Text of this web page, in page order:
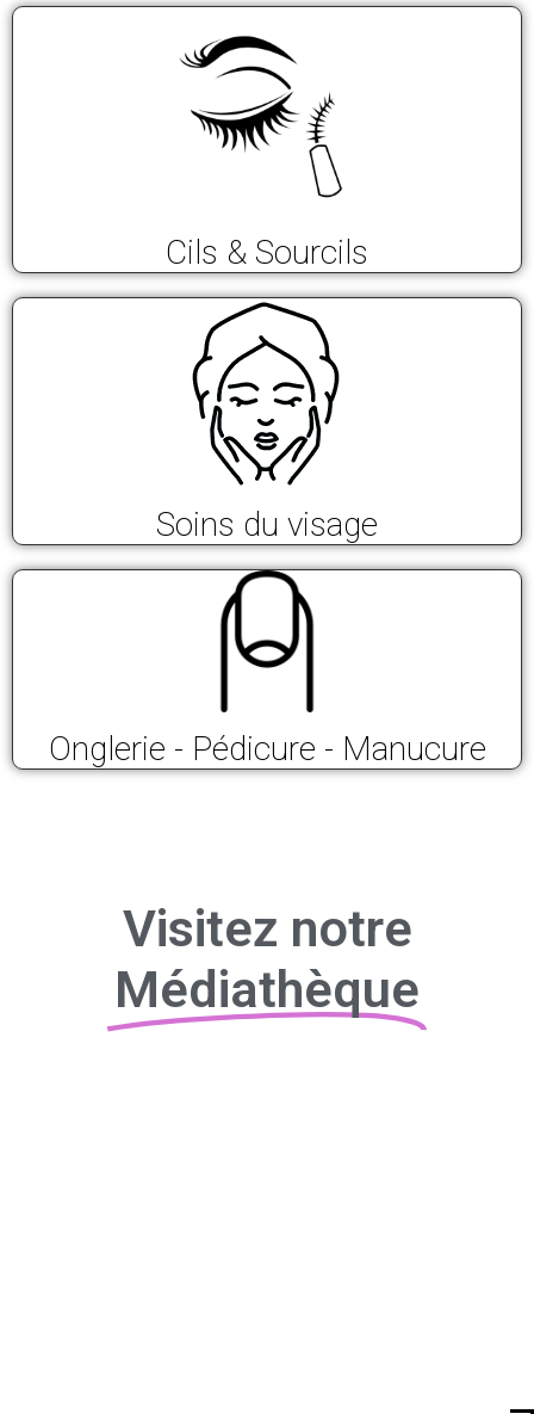
Cils & Sourcils
Soins du visage
Onglerie - Pédicure - Manucure
Visitez notre
Médiathèque